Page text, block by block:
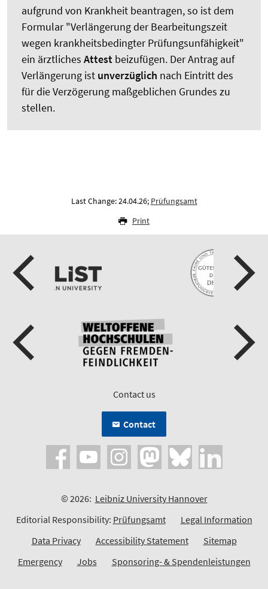
aufgrund von Krankheit beantragen, so ist dem
Formular "Verlängerung der Bearbeitungszeit
wegen krankheitsbedingter Prüfungsunfähigkeit"
ein ärztliches Attest beizufügen. Der Antrag auf
Verlängerung ist unverzüglich nach Eintritt des
für die Verzögerung maßgeblichen Grundes zu
stellen.
Last Change: 24.04.26; Prüfungsamt
Print
Contact us
Contact
© 2026: Leibniz University Hannover
Editorial Responsibility: Prüfungsamt
Legal Information
Data Privacy
Accessibility Statement
Sitemap
Emergency
Jobs Sponsoring- & Spendenleistungen